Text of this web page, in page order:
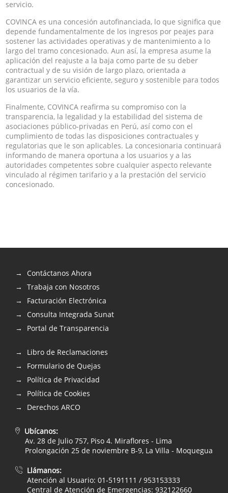
servicio.
COVINCA es una concesión autofinanciada, lo que significa que
depende fundamentalmente de los ingresos por peajes para
sostener las actividades operativas y de mantenimiento a lo
largo del tramo concesionado. Aun así, la empresa asume la
aplicación del reajuste a la baja como parte de su deber
contractual y de su visión de largo plazo, orientada a
garantizar un servicio eficiente, seguro y sostenible para todos
los usuarios de la vía.
Finalmente, COVINCA reafirma su compromiso con la
transparencia, la legalidad y la estabilidad del sistema de
asociaciones público-privadas en Perú, así como con el
cumplimiento de todas las disposiciones contractuales y
regulatorias que le son aplicables. La concesionaria continuará
informando de manera oportuna a los usuarios y a las
autoridades competentes sobre cualquier aspecto relevante
vinculado al régimen tarifario y a la prestación del servicio
concesionado.
Contáctanos Ahora
Trabaja con Nosotros
Facturación Electrónica
Consulta Integrada Sunat
Portal de Transparencia
Libro de Reclamaciones
Formulario de Quejas
Política de Privacidad
Política de Cookies
Derechos ARCO
Ubícanos:
Av. 28 de Julio 757, Piso 4. Miraflores - Lima
Prolongación 25 de noviembre B-9, La Villa - Moquegua
Llámanos:
Atención al Usuario: 01-5191111 / 953153333
Central de Atención de Emergencias: 932122660